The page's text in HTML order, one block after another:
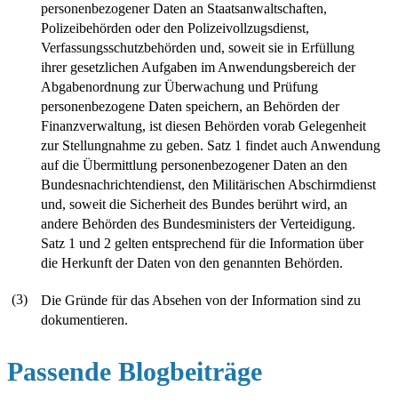
personenbezogener Daten an Staatsanwaltschaften,
Polizeibehörden oder den Polizeivollzugsdienst,
Verfassungsschutzbehörden und, soweit sie in Erfüllung
ihrer gesetzlichen Aufgaben im Anwendungsbereich der
Abgabenordnung zur Überwachung und Prüfung
personenbezogene Daten speichern, an Behörden der
Finanzverwaltung, ist diesen Behörden vorab Gelegenheit
zur Stellungnahme zu geben. Satz 1 findet auch Anwendung
auf die Übermittlung personenbezogener Daten an den
Bundesnachrichtendienst, den Militärischen Abschirmdienst
und, soweit die Sicherheit des Bundes berührt wird, an
andere Behörden des Bundesministers der Verteidigung.
Satz 1 und 2 gelten entsprechend für die Information über
die Herkunft der Daten von den genannten Behörden.
(3)
Die Gründe für das Absehen von der Information sind zu
dokumentieren.
Passende Blogbeiträge